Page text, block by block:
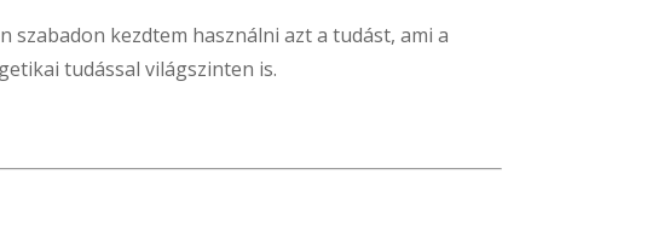
szabadon kezdtem használni azt a tudást, ami a
tudással világszinten is.